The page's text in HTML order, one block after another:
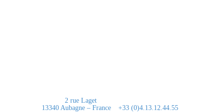
2 rue Laget
13340 Aubagne – France
+33 (0)4.13.12.44.55